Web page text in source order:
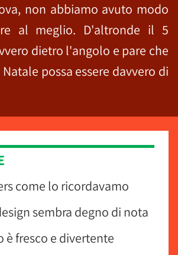
non abbiamo avuto modo
al meglio. D'altronde il 5
dietro l'angolo e pare che
possa essere davvero di
come lo ricordavamo
sembra degno di nota
è fresco e divertente